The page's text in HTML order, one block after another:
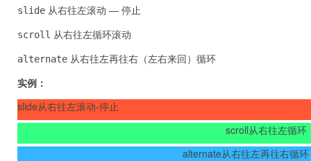
slide 从右往左滚动 — 停止
scroll 从右往左循环滚动
alternate 从右往左再往右（左右来回）循环
实例：
slide从右往左滚动-停止
scroll从右往左循环
alternate从右往左再往右循环